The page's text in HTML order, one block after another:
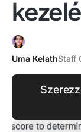
Uma KelathStaff